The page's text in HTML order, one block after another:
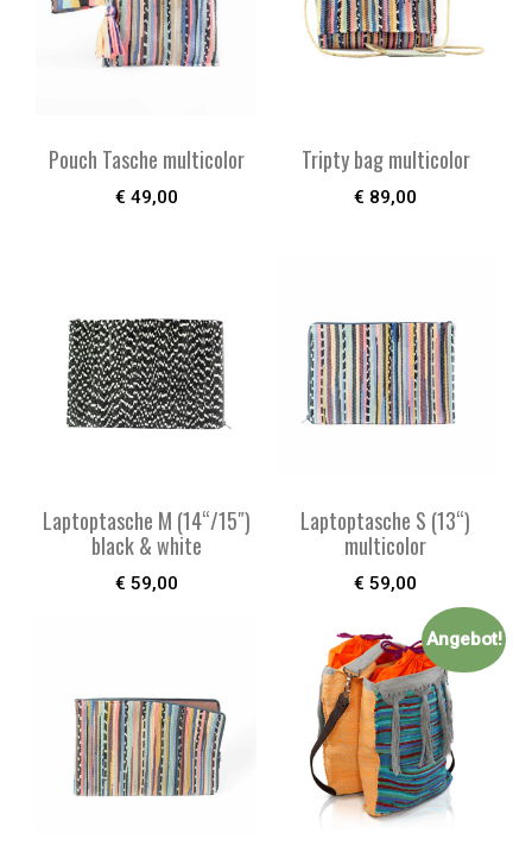
Pouch Tasche multicolor
€ 49,00
Tripty bag multicolor
€ 89,00
Laptoptasche M (14“/15″)
black & white
€ 59,00
Laptoptasche S (13“)
multicolor
€ 59,00
Angebot!